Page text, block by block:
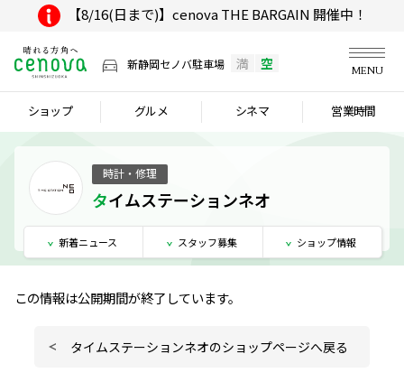
【8/16(日まで)】cenova THE BARGAIN 開催中！
新静岡セノバ駐車場 満 空 MENU
ショップ グルメ シネマ 営業時間
時計・修理
タイムステーションネオ
新着ニュース スタッフ募集 ショップ情報
この情報は公開期間が終了しています。
タイムステーションネオのショップページへ戻る